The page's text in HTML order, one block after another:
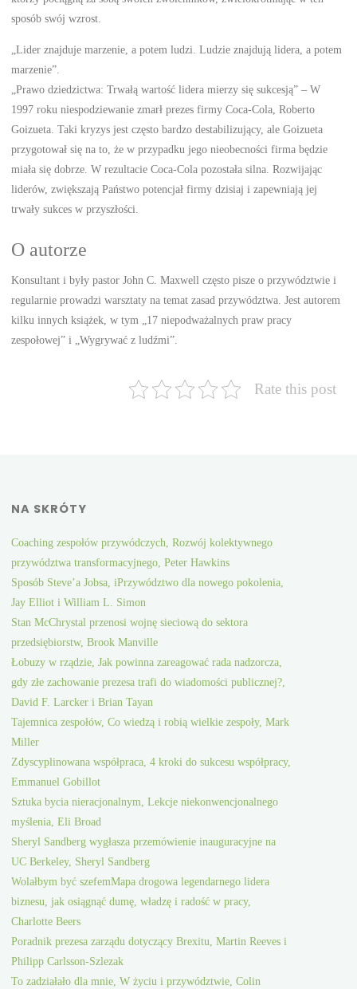
sposób swój wzrost.
„Lider znajduje marzenie, a potem ludzi. Ludzie znajdują lidera, a potem
marzenie”.
„Prawo dziedzictwa: Trwałą wartość lidera mierzy się sukcesją” – W
1997 roku niespodziewanie zmarł prezes firmy Coca-Cola, Roberto
Goizueta. Taki kryzys jest często bardzo destabilizujący, ale Goizueta
przygotował się na to, że w przypadku jego nieobecności firma będzie
miała się dobrze. W rezultacie Coca-Cola pozostała silna. Rozwijając
liderów, zwiększają Państwo potencjał firmy dzisiaj i zapewniają jej
trwały sukces w przyszłości.
O autorze
Konsultant i były pastor John C. Maxwell często pisze o przywództwie i
regularnie prowadzi warsztaty na temat zasad przywództwa. Jest autorem
kilku innych książek, w tym „17 niepodważalnych praw pracy
zespołowej” i „Wygrywać z ludźmi”.
Rate this post
NA SKRÓTY
Coaching zespołów przywódczych, Rozwój kolektywnego
przywództwa transformacyjnego, Peter Hawkins
Sposób Steve’a Jobsa, iPrzywództwo dla nowego pokolenia,
Jay Elliot i William L. Simon
Stan McChrystal przenosi wojnę sieciową do sektora
przedsiębiorstw, Brook Manville
Łobuzy w rządzie, Jak powinna zareagować rada nadzorcza,
gdy złe zachowanie prezesa trafi do wiadomości publicznej?,
David F. Larcker i Brian Tayan
Tajemnica zespołów, Co wiedzą i robią wielkie zespoły, Mark
Miller
Zdyscyplinowana współpraca, 4 kroki do sukcesu współpracy,
Emmanuel Gobillot
Sztuka bycia nieracjonalnym, Lekcje niekonwencjonalnego
myślenia, Eli Broad
Sheryl Sandberg wygłasza przemówienie inauguracyjne na
UC Berkeley, Sheryl Sandberg
Wolałbym być szefemMapa drogowa legendarnego lidera
biznesu, jak osiągnąć dumę, władzę i radość w pracy,
Charlotte Beers
Poradnik prezesa zarządu dotyczący Brexitu, Martin Reeves i
Philipp Carlsson-Szlezak
To zadziałało dla mnie, W życiu i przywództwie, Colin